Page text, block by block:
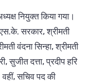
नियुक्त किया गया।
एस.के. सरकार, श्रीमती
वंदना सिन्हा, श्रीमती
सुजीत दत्ता, प्रदीप हरि
सचिव पद की